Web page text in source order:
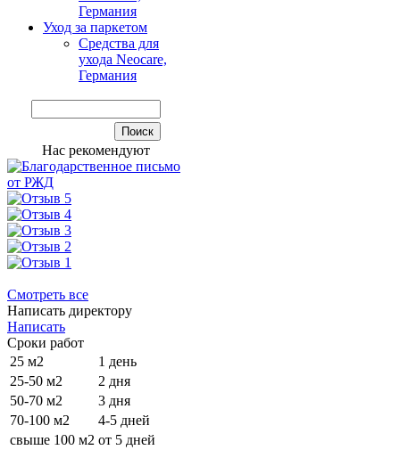
Германия
Уход за паркетом
Средства для
ухода Neocare,
Германия
Нас рекомендуют
Смотреть все
Написать директору
Написать
Сроки работ
25 м2
1 день
25-50 м2
2 дня
50-70 м2
3 дня
70-100 м2
4-5 дней
свыше 100 м2 от 5 дней